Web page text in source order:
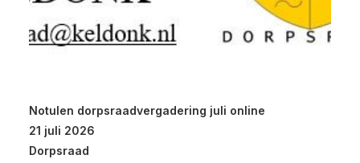
Notulen dorpsraadvergadering juli online
21 juli 2026
Dorpsraad